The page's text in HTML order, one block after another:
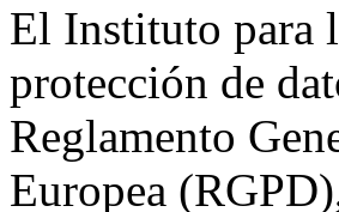
El Instituto para
protección de
Reglamento
Europea